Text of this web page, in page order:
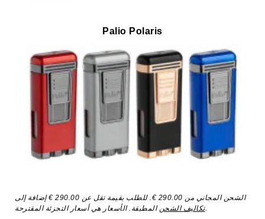
Palio Polaris
الشحن المجاني من 290.00 €. للطلب بقيمة تقل عن 290.00 € إضافة إلى
تكاليف الشحنالمطبقة. الأسعار هي أسعار التجزئة المقترحة.